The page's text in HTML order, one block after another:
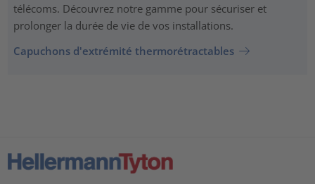
télécoms. Découvrez notre gamme pour sécuriser et
prolonger la durée de vie de vos installations.
Capuchons d'extrémité thermorétractables